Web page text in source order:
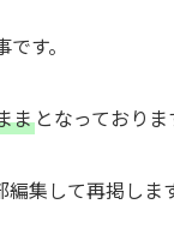
す。
ま となっており
集して再掲しま